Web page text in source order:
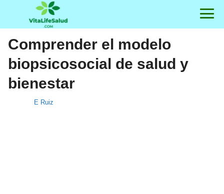
Comprender el modelo
biopsicosocial de salud y
bienestar
E Ruiz